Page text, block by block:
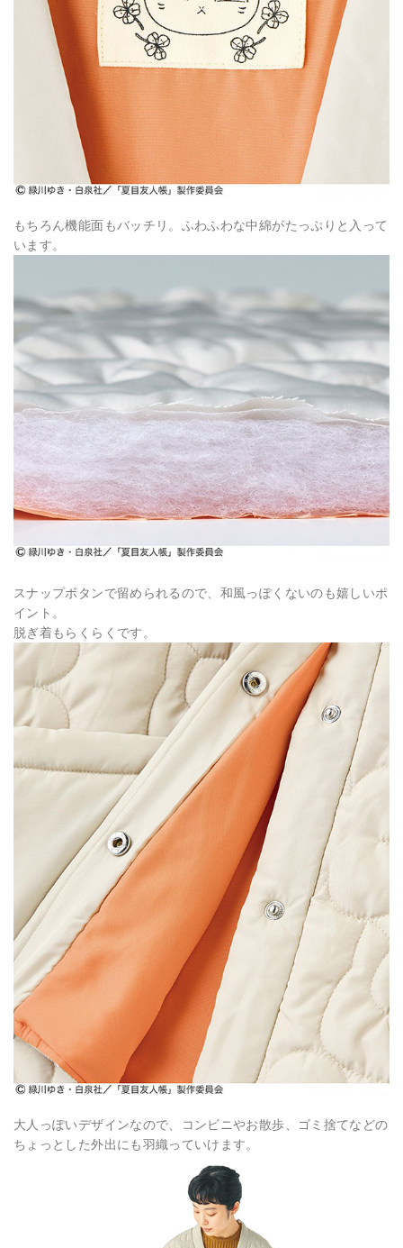
もちろん機能面もバッチリ。ふわふわな中綿がたっぷりと入って
います。
スナップボタンで留められるので、和風っぽくないのも嬉しいポ
イント。
脱ぎ着もらくらくです。
大人っぽいデザインなので、コンビニやお散歩、ゴミ捨てなどの
ちょっとした外出にも羽織っていけます。